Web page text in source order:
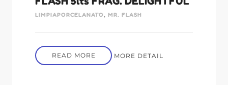
LIMPIAPORCELANATO, MR. FLASH
READ MORE MORE DETAIL